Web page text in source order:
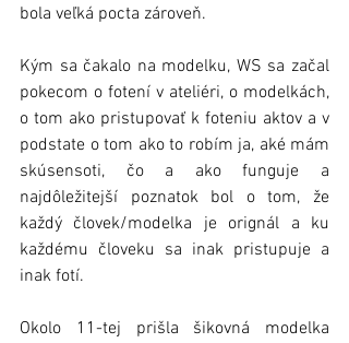
bola veľká pocta zároveň.
Kým sa čakalo na modelku, WS sa začal
pokecom o fotení v ateliéri, o modelkách,
o tom ako pristupovať k foteniu aktov a v
podstate o tom ako to robím ja, aké mám
skúsensoti, čo a ako funguje a
najdôležitejší poznatok bol o tom, že
každý človek/modelka je orignál a ku
každému človeku sa inak pristupuje a
inak fotí.